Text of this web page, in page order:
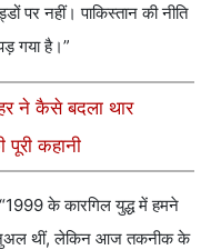
पर नहीं। पाकिस्तान की नीति
गया है।”
ने कैसे बदला थार
कहानी
के कारगिल युद्ध में हमने
थीं, लेकिन आज तकनीक के